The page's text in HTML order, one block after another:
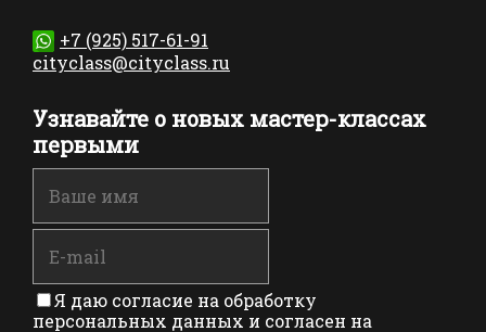
+7 (925) 517-61-91
cityclass@cityclass.ru
Узнавайте о новых мастер-классах
первыми
Я даю согласие на обработку
персональных данных и согласен на